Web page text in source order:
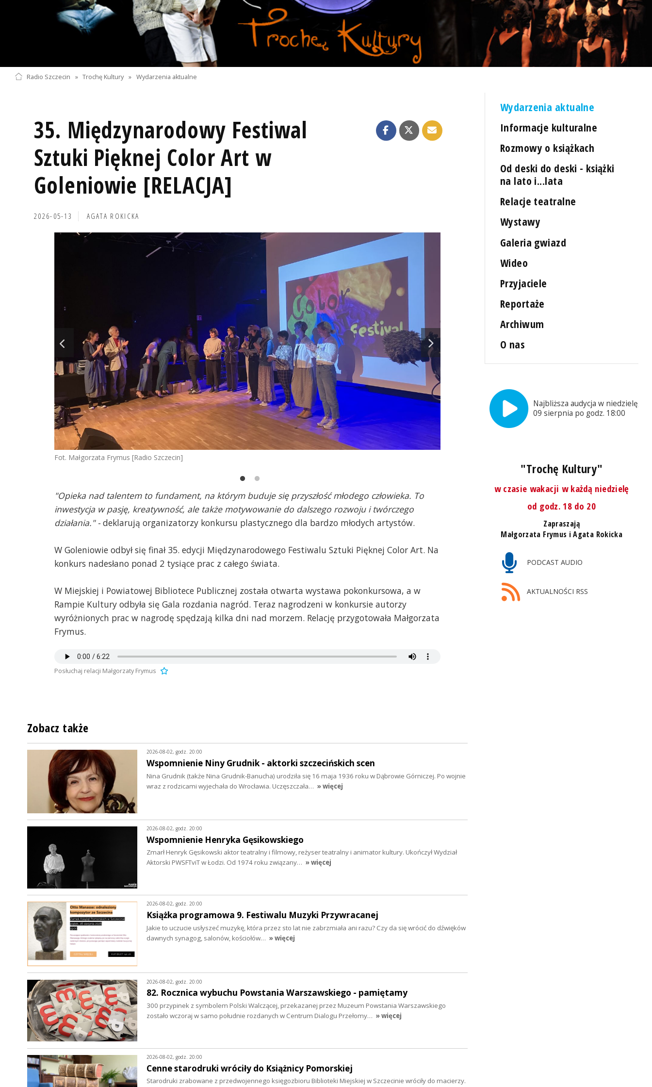
Radio Szczecin » Trochę Kultury » Wydarzenia aktualne
35. Międzynarodowy Festiwal
Sztuki Pięknej Color Art w
Goleniowie [RELACJA]
2026-05-13 AGATA ROKICKA
Fot. Małgorzata Frymus [Radio Szczecin]
"Opieka nad talentem to fundament, na którym buduje się przyszłość młodego człowieka. To
inwestycja w pasję, kreatywność, ale także motywowanie do dalszego rozwoju i twórczego
działania." - deklarują organizatorzy konkursu plastycznego dla bardzo młodych artystów.
W Goleniowie odbył się finał 35. edycji Międzynarodowego Festiwalu Sztuki Pięknej Color Art. Na
konkurs nadesłano ponad 2 tysiące prac z całego świata.
W Miejskiej i Powiatowej Bibliotece Publicznej została otwarta wystawa pokonkursowa, a w
Rampie Kultury odbyła się Gala rozdania nagród. Teraz nagrodzeni w konkursie autorzy
wyróżnionych prac w nagrodę spędzają kilka dni nad morzem. Relację przygotowała Małgorzata
Frymus.
Posłuchaj relacji Małgorzaty Frymus
Wydarzenia aktualne
Informacje kulturalne
Rozmowy o książkach
Od deski do deski - książki
na lato i...lata
Relacje teatralne
Wystawy
Galeria gwiazd
Wideo
Przyjaciele
Reportaże
Archiwum
O nas
Najbliższa audycja w niedzielę,
09 sierpnia po godz. 18:00
"Trochę Kultury"
w czasie wakacji w każdą niedzielę
od godz. 18 do 20
Zapraszają
Małgorzata Frymus i Agata Rokicka
PODCAST AUDIO
AKTUALNOŚCI RSS
Zobacz także
2026-08-02, godz. 20:00
Wspomnienie Niny Grudnik - aktorki szczecińskich scen
Nina Grudnik (także Nina Grudnik-Banucha) urodziła się 16 maja 1936 roku w Dąbrowie Górniczej. Po wojnie
wraz z rodzicami wyjechała do Wrocławia. Uczęszczała… » więcej
2026-08-02, godz. 20:00
Wspomnienie Henryka Gęsikowskiego
Zmarł Henryk Gęsikowski aktor teatralny i filmowy, reżyser teatralny i animator kultury. Ukończył Wydział
Aktorski PWSFTviT w Łodzi. Od 1974 roku związany… » więcej
2026-08-02, godz. 20:00
Książka programowa 9. Festiwalu Muzyki Przywracanej
Jakie to uczucie usłyszeć muzykę, która przez sto lat nie zabrzmiała ani razu? Czy da się wrócić do dźwięków
dawnych synagog, salonów, kościołów… » więcej
2026-08-02, godz. 20:00
82. Rocznica wybuchu Powstania Warszawskiego - pamiętamy
300 przypinek z symbolem Polski Walczącej, przekazanej przez Muzeum Powstania Warszawskiego
zostało wczoraj w samo południe rozdanych w Centrum Dialogu Przełomy… » więcej
2026-08-02, godz. 20:00
Cenne starodruki wróciły do Książnicy Pomorskiej
Starodruki zrabowane z przedwojennego księgozbioru Biblioteki Miejskiej w Szczecinie wróciły do macierzy.